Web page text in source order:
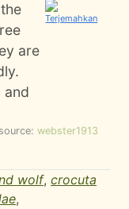
are
and
source: webster1913
wolf, crocuta
,